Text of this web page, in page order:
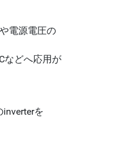
電源電圧の
などへ応用が
を